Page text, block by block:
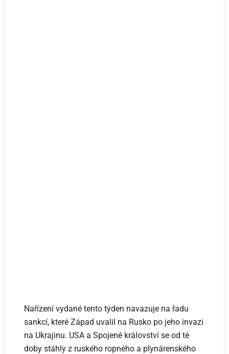
Nařízení vydané tento týden navazuje na řadu
sankcí, které Západ uvalil na Rusko po jeho invazi
na Ukrajinu. USA a Spojené království se od té
doby stáhly z ruského ropného a plynárenského